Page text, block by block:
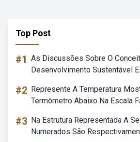
Top Post
#1 As Discussões Sobre O
Desenvolvimento Sustentável
#2 Represente A Temperatura
Termômetro Abaixo Na Escala
#3 Na Estrutura Representada A
Numerados São